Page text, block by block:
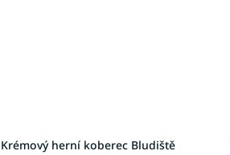
Krémový herní koberec Bludiště